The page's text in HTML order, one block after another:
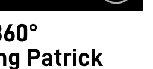
Patrick